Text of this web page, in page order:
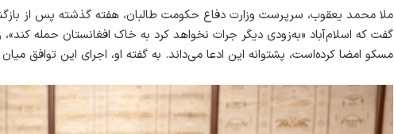
ملا محمد یعقوب، سرپرست وزارت دفاع حکومت طالبان، هفته گذشته پس از
گفت که اسلام‌آباد «به‌زودی دیگر جرات نخواهد کرد به خاک افغانستان حمله
مسکو امضا کرده‌است، پشتوانه این ادعا می‌داند. به گفته او، اجرای این توافق